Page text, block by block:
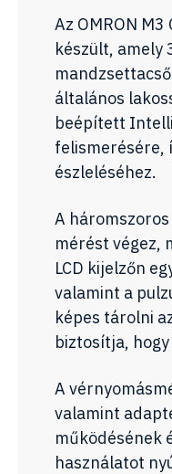
Az OMRON
készült, amely
általános
beépített
felismerésére,
észleléséhez.
A
mérést végez,
LCD kijelzőn
valamint a
képes tárolni
biztosítja,
A
valamint
működésének
használatot